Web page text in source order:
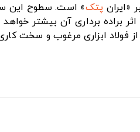
پتک» است. سطوح این
براده برداری آن بیشتر
فولاد ابزاری مرغوب و سخت